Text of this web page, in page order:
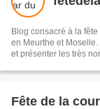
Blog consacré à la
en Meurthe et
et présenter les très
Fête de la